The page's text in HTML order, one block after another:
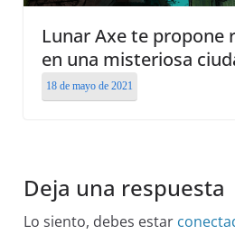
Lunar Axe te propone
en una misteriosa
18 de mayo de 2021
Deja una respuesta
Lo siento, debes estar